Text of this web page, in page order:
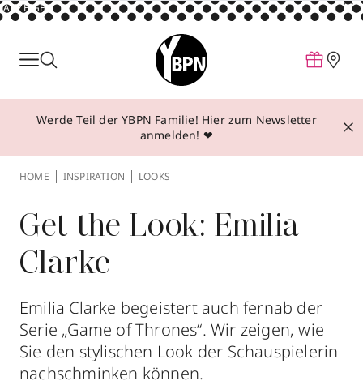
ANZEIGE
Parfum
Make-up
Behandlungen
Über YBPN
Aktionen
Storefinder
Werde Teil der YBPN Familie! Hier zum Newsletter
anmelden! ❤
HOME INSPIRATION LOOKS
Get the Look: Emilia
Clarke
Emilia Clarke begeistert auch fernab der
Serie „Game of Thrones“. Wir zeigen, wie
Sie den stylischen Look der Schauspielerin
nachschminken können.